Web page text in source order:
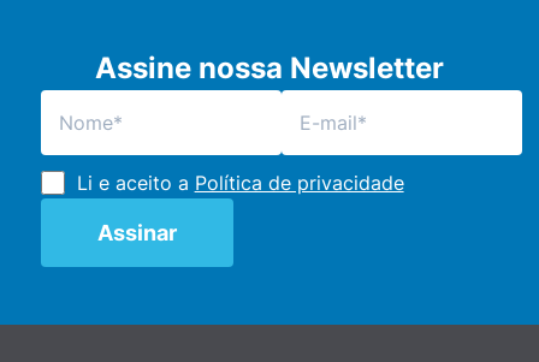
Assine nossa Newsletter
Li e aceito a Política de privacidade